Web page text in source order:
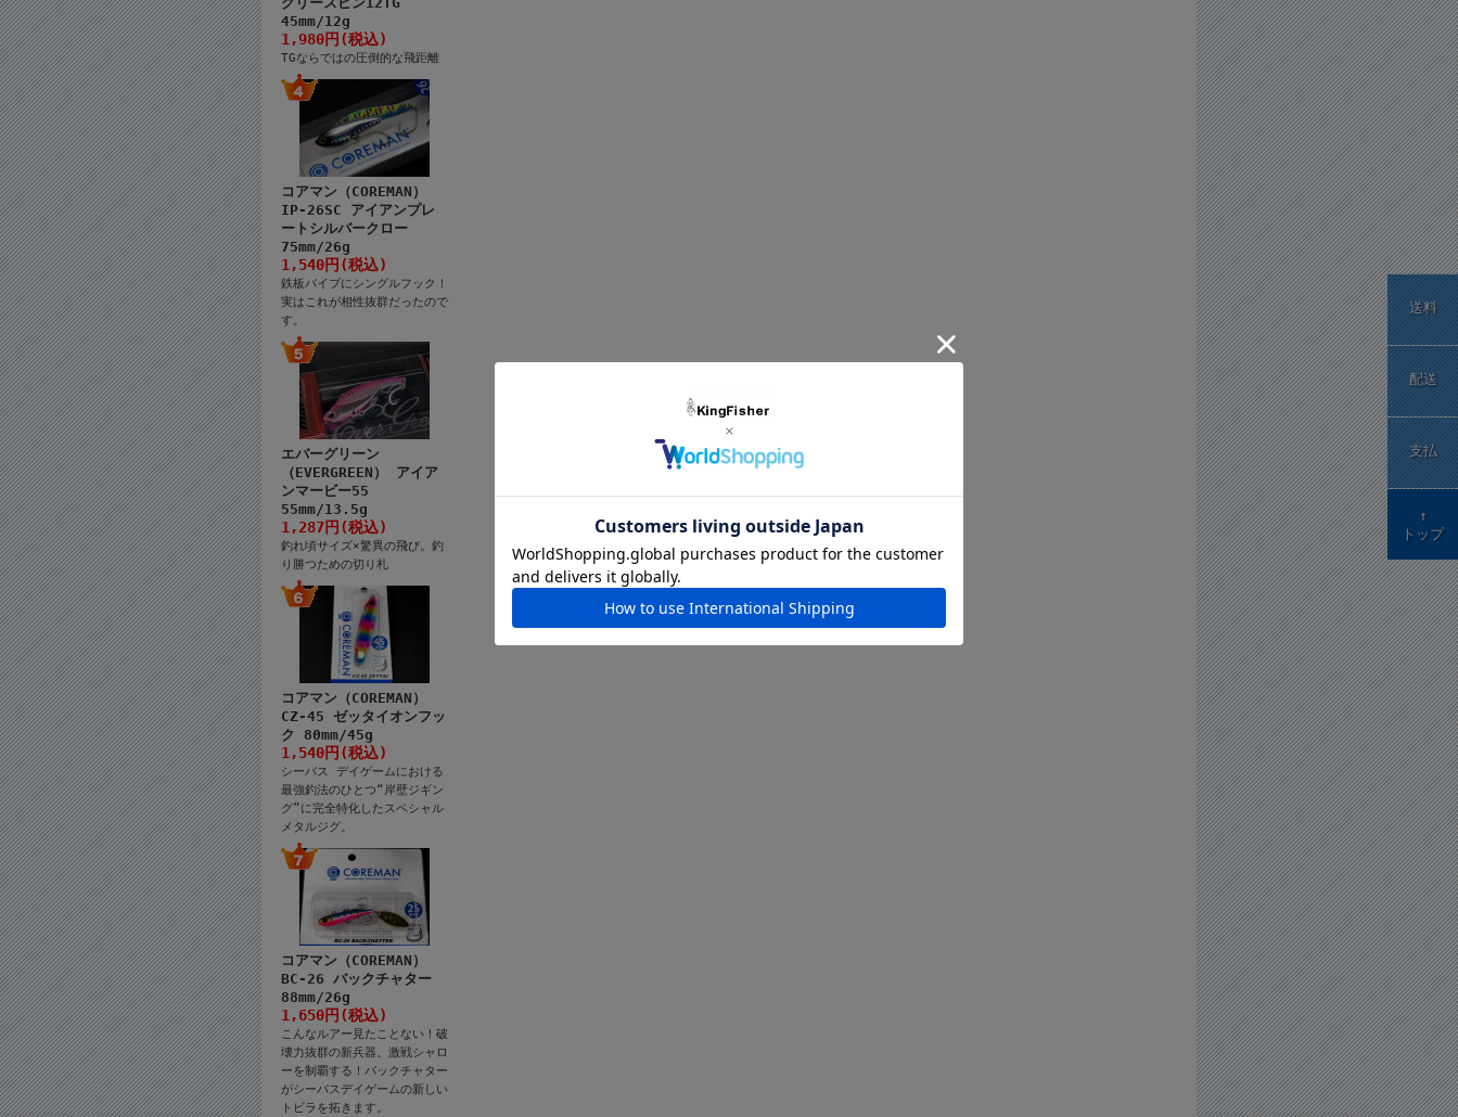
45mm/12g
1,980円(税込)
TGならではの圧倒的な飛距離
コアマン（COREMAN）
IP-26SC アイアンプレ
ートシルバークロー
75mm/26g
1,540円(税込)
鉄板バイブにシングルフック！
実はこれが相性抜群だったので
す。
エバーグリーン
（EVERGREEN） アイア
ンマービー55
55mm/13.5g
1,287円(税込)
釣れ頃サイズ×驚異の飛び。釣
り勝つための切り札
コアマン（COREMAN）
CZ-45 ゼッタイオンフッ
ク 80mm/45g
1,540円(税込)
シーバス デイゲームにおける
最強釣法のひとつ“岸壁ジギン
グ”に完全特化したスペシャル
メタルジグ。
コアマン（COREMAN）
BC-26 バックチャター
88mm/26g
1,650円(税込)
こんなルアー見たことない！破
壊力抜群の新兵器。激戦シャロ
ーを制覇する！バックチャター
がシーバスデイゲームの新しい
トビラを拓きます。
送料
配送
支払
↑
トップ